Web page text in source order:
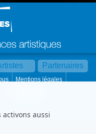
Partenaires
Mentions légales
aussi